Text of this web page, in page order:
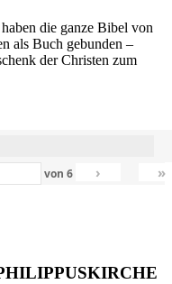
die ganze Bibel von
als Buch gebunden –
der Christen zum
von6 › »